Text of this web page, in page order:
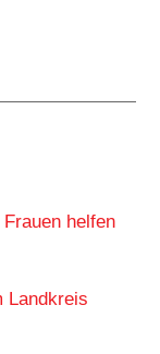
helfen
Landkreis